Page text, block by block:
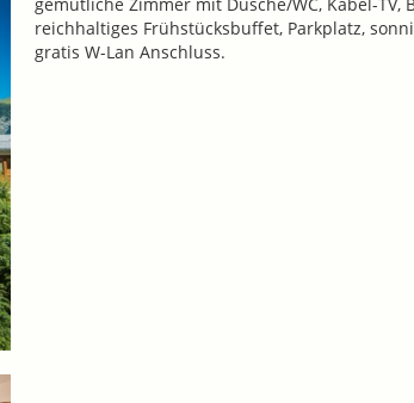
reichhaltiges Frühstücksbuffet, Parkplatz,
gratis W-Lan Anschluss.